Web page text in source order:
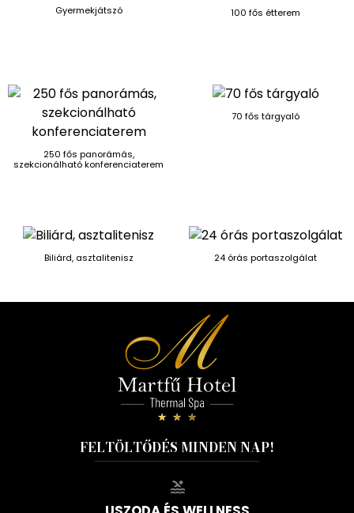
Gyermekjátszó 100 fős étterem
250 fős panorámás,
szekcionálható konferenciaterem
70 fős tárgyaló
Biliárd, asztalitenisz 24 órás portaszolgálat
FELTÖLTŐDÉS MINDEN NAP!